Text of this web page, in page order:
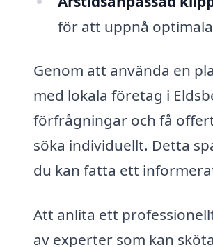
för att uppnå
Genom att använda en
med lokala företag i
förfrågningar och få
söka individuellt. Detta
du kan fatta ett
Att anlita ett
av experter som kan